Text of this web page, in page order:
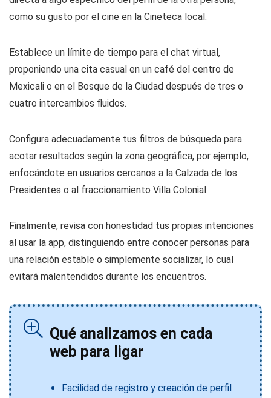
como su gusto por el cine en la Cineteca local.
Establece un límite de tiempo para el chat virtual,
proponiendo una cita casual en un café del centro de
Mexicali o en el Bosque de la Ciudad después de tres o
cuatro intercambios fluidos.
Configura adecuadamente tus filtros de búsqueda para
acotar resultados según la zona geográfica, por ejemplo,
enfocándote en usuarios cercanos a la Calzada de los
Presidentes o al fraccionamiento Villa Colonial.
Finalmente, revisa con honestidad tus propias intenciones
al usar la app, distinguiendo entre conocer personas para
una relación estable o simplemente socializar, lo cual
evitará malentendidos durante los encuentros.
Qué analizamos en cada
web para ligar
Facilidad de registro y creación de perfil